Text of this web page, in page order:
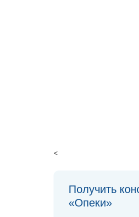
<
Получить
«Опеки»